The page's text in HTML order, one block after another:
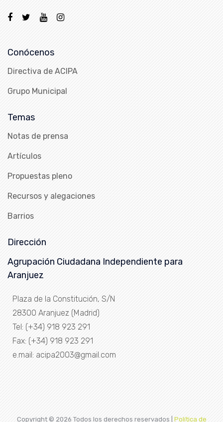
Conócenos
Directiva de ACIPA
Grupo Municipal
Temas
Notas de prensa
Artículos
Propuestas pleno
Recursos y alegaciones
Barrios
Dirección
Agrupación Ciudadana Independiente para
Aranjuez
Plaza de la Constitución, S/N
28300 Aranjuez (Madrid)
Tel: (+34) 918 923 291
Fax: (+34) 918 923 291
e.mail: acipa2003@gmail.com
Copyright © 2026 Todos los derechos reservados | Política de